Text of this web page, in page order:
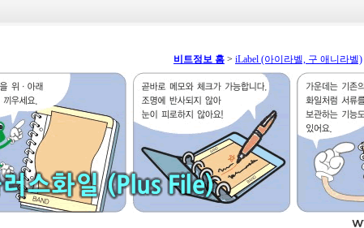
비트정보 홈 > iLabel (아이라벨, 구 애니라벨)